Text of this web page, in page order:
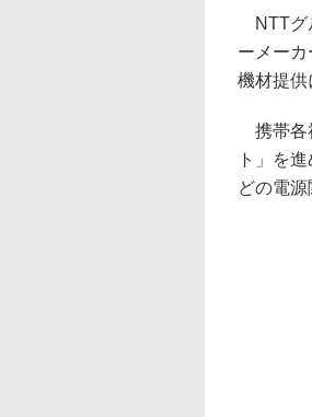
NTTグ
ーメー
機材提供
携帯各
ト」を
どの電